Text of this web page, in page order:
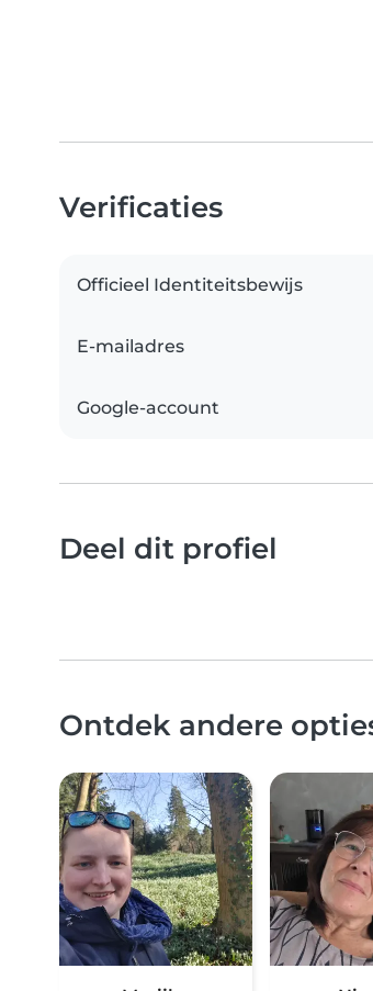
Verificaties
Officieel Identiteitsbewijs
E-mailadres
Google-account
Deel dit profiel
Ontdek andere